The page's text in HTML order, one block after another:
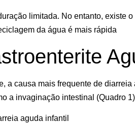
limitada. No entanto, existe
da água é mais rápida
a causa mais frequente de
a invaginação intestinal (Quadro
aguda infantil